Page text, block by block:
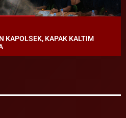
KAPOLSEK, KAPAK KALTIM